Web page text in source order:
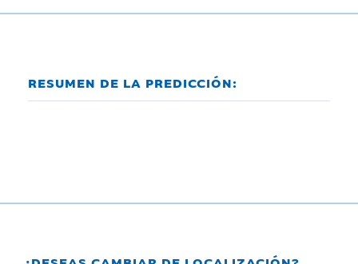
RESUMEN DE LA PREDICCIÓN: